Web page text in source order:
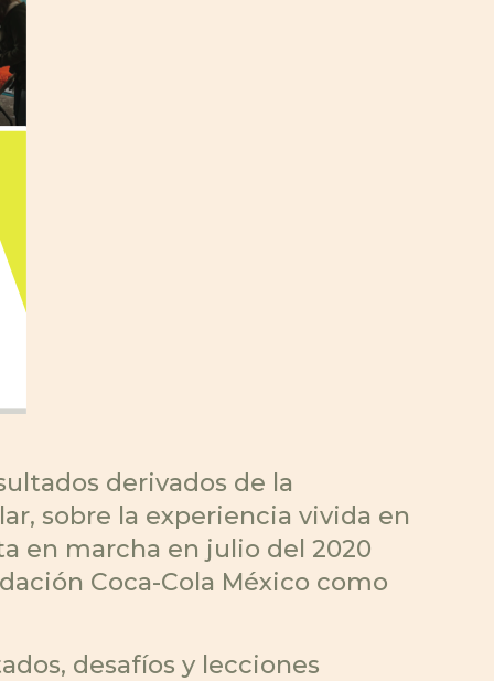
derivados de la
sobre la experiencia vivida en
en marcha en julio del 2020
Coca-Cola México como
desafíos y lecciones